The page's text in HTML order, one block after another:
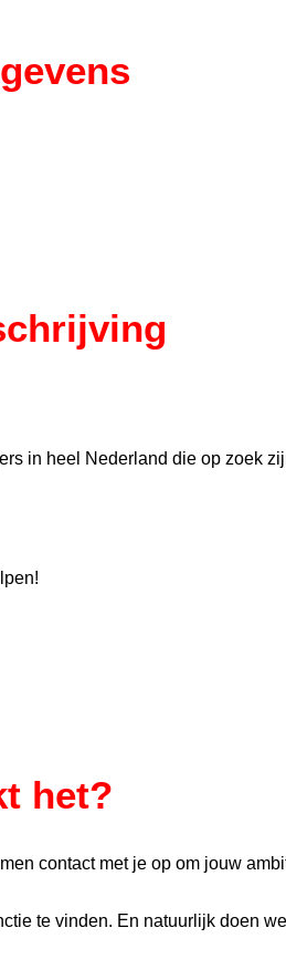
in heel Nederland die op zoek
het?
contact met je op om jouw
te vinden. En natuurlijk doen